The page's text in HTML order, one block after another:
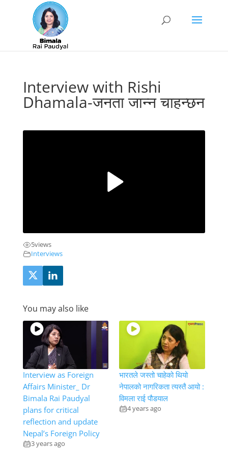
Interview with Rishi
Dhamala-जनता जान्न चाहन्छन
5views
Interviews
You may also like
Interview as Foreign
Affairs Minister_ Dr
Bimala Rai Paudyal
plans for critical
reflection and update
Nepal’s Foreign Policy
3 years ago
भारतले जस्तो चाहेको थियो
नेपालको नागरिकता त्यस्तै आयो :
विमला राई पौडयाल
4 years ago